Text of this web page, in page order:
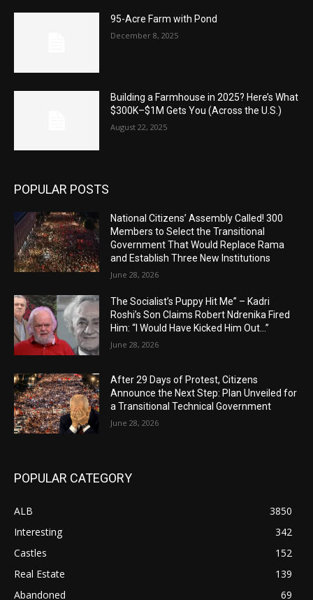
95-Acre Farm with Pond
December 8, 2025
Building a Farmhouse in 2025? Here’s What
$300K–$1M Gets You (Across the U.S.)
August 22, 2025
POPULAR POSTS
National Citizens’ Assembly Called! 300
Members to Select the Transitional
Government That Would Replace Rama
and Establish Three New Institutions
June 28, 2026
The Socialist’s Puppy Hit Me” – Kadri
Roshi’s Son Claims Robert Ndrenika Fired
Him: “I Would Have Kicked Him Out…”
June 28, 2026
After 29 Days of Protest, Citizens
Announce the Next Step: Plan Unveiled for
a Transitional Technical Government
June 28, 2026
POPULAR CATEGORY
ALB
3850
Interesting
342
Castles
152
Real Estate
139
Abandoned
69